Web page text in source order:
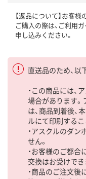
【返品について】お客
ご購入の際は、ご利用ガ
申し込みください。
直送品のため、以
・この商品には、
場合があります
は、商品到着後、
ルにて印刷するこ
・アスクルのダ
せん。
・お客様のご都合
交換はお受けでき
・商品のご注文